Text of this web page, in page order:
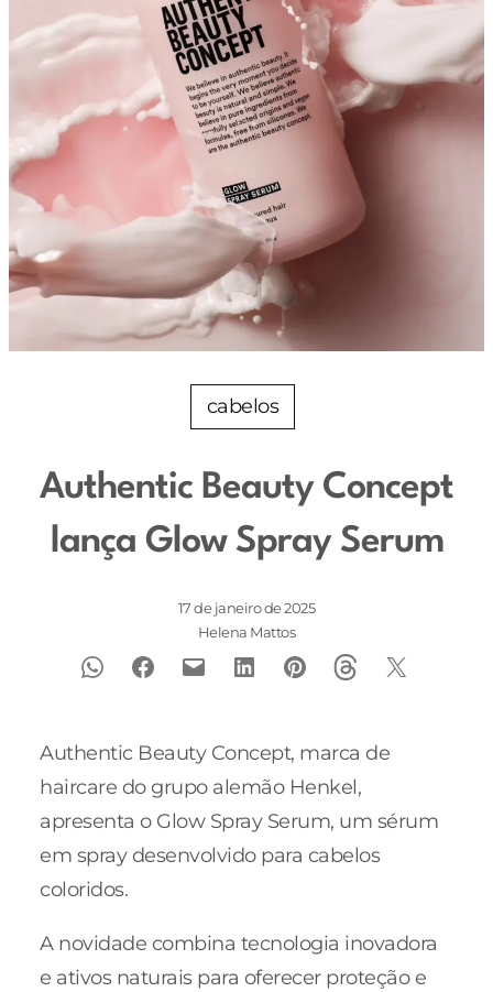
cabelos
Authentic Beauty Concept
lança Glow Spray Serum
17 de janeiro de 2025
Helena Mattos
Authentic Beauty Concept, marca de
haircare do grupo alemão Henkel,
apresenta o Glow Spray Serum, um sérum
em spray desenvolvido para cabelos
coloridos.
A novidade combina tecnologia inovadora
e ativos naturais para oferecer proteção e